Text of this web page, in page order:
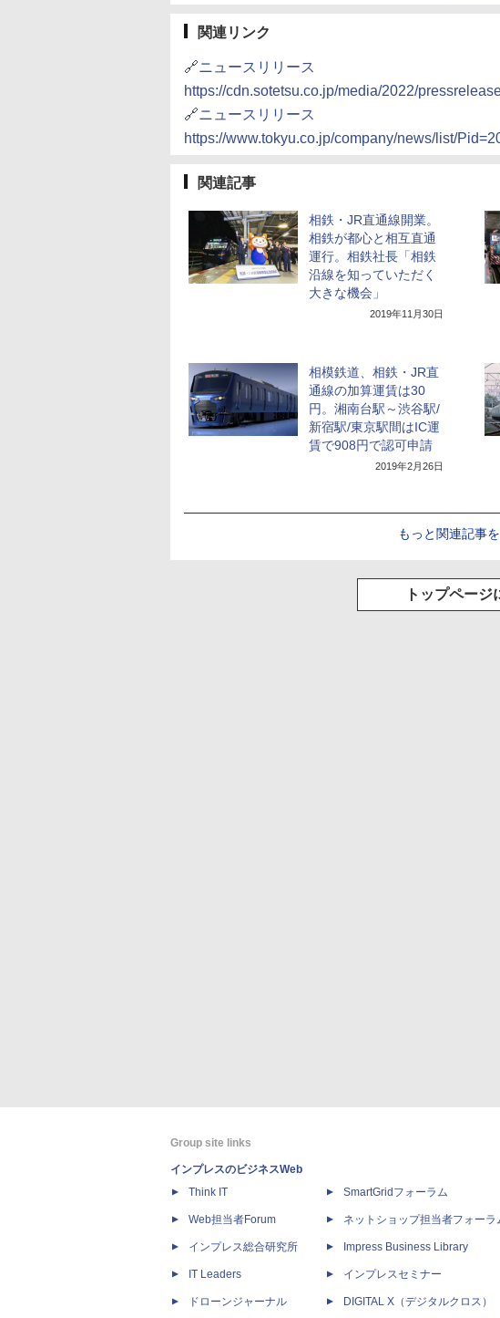
関連リンク
🔗ニュースリリース
https://cdn.sotetsu.co.jp/media/2022/
🔗ニュースリリース
https://www.tokyu.co.jp/company/news/list/
関連記事
相鉄・JR直通線開業。
相鉄が都心と相互直通
運行。相鉄社長「相鉄
沿線を知っていただく
大きな機会」
2019年11月30日
相模鉄道、相鉄・JR直
通線の加算運賃は30
円。湘南台駅～渋谷駅/
新宿駅/東京駅間はIC運
賃で908円で認可申請
2019年2月26日
もっと関連記事
トップページ
Group site links
インプレスのビジネスWeb
Think IT
Web担当者Forum
インプレス総合研究所
IT Leaders
ドローンジャーナル
SmartGridフォーラム
ネットショップ担当者フォーラ
Impress Business Library
インプレスセミナー
DIGITAL X（デジタルクロス）